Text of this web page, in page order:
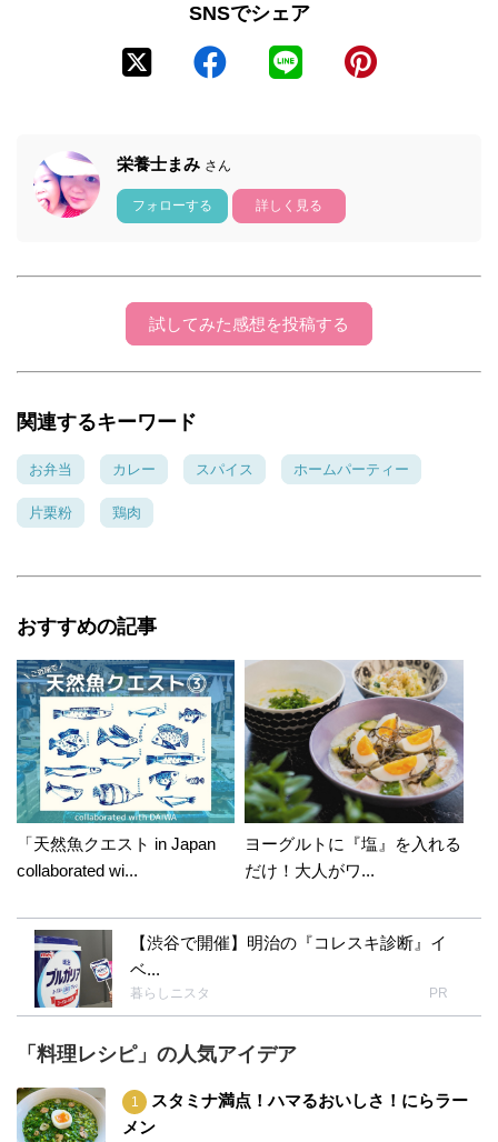
SNSでシェア
栄養士まみ さん
フォローする 詳しく見る
試してみた感想を投稿する
関連するキーワード
お弁当 カレー スパイス ホームパーティー
片栗粉 鶏肉
おすすめの記事
「天然魚クエスト in Japan
collaborated wi...
ヨーグルトに『塩』を入れる
だけ！大人がワ...
【渋谷で開催】明治の『コレスキ診断』イ
ベ...
暮らしニスタ PR
「料理レシピ」の人気アイデア
スタミナ満点！ハマるおいしさ！にらラー
メン